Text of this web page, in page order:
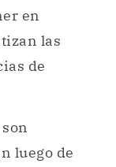
en
las
de
son
luego de